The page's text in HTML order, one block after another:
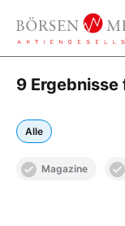
9
Alle
Magazine